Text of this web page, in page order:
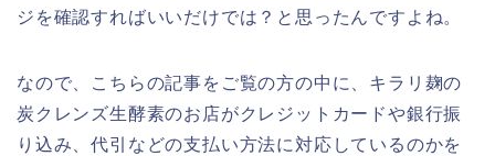
ジを確認すればいいだけでは？と思ったんですよね。
なので、こちらの記事をご覧の方の中に、キラリ麹の
炭クレンズ生酵素のお店がクレジットカードや銀行振
り込み、代引などの支払い方法に対応しているのかを